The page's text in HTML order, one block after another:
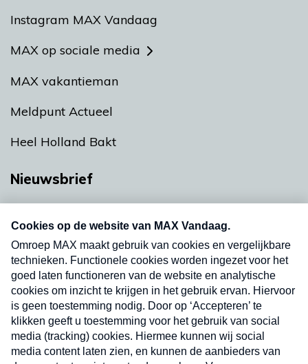
Instagram MAX Vandaag
MAX op sociale media
MAX vakantieman
Meldpunt Actueel
Heel Holland Bakt
Nieuwsbrief
nieuwsbrief. Elke vrijdag- en dinsdagochtend in
uw mailbox.
Verzend